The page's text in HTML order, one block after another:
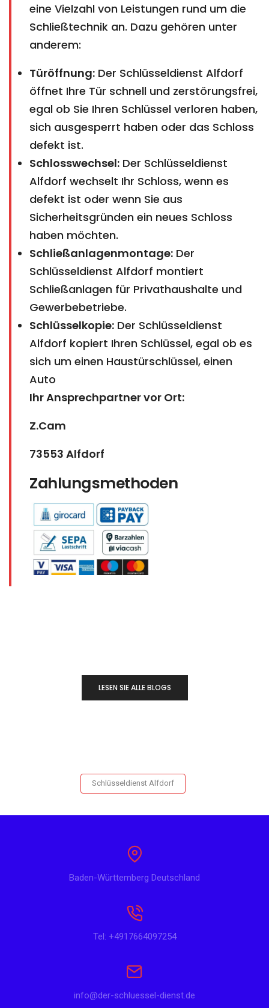
eine Vielzahl von Leistungen rund um die
Schließtechnik an. Dazu gehören unter
anderem:
Türöffnung: Der Schlüsseldienst Alfdorf
öffnet Ihre Tür schnell und zerstörungsfrei,
egal ob Sie Ihren Schlüssel verloren haben,
sich ausgesperrt haben oder das Schloss
defekt ist.
Schlosswechsel: Der Schlüsseldienst
Alfdorf wechselt Ihr Schloss, wenn es
defekt ist oder wenn Sie aus
Sicherheitsgründen ein neues Schloss
haben möchten.
Schließanlagenmontage: Der
Schlüsseldienst Alfdorf montiert
Schließanlagen für Privathaushalte und
Gewerbebetriebe.
Schlüsselkopie: Der Schlüsseldienst
Alfdorf kopiert Ihren Schlüssel, egal ob es
sich um einen Haustürschlüssel, einen
Auto
Ihr Ansprechpartner vor Ort:
Z.Cam
73553 Alfdorf
Zahlungsmethoden
LESEN SIE ALLE BLOGS
Schlüsseldienst Alfdorf
Baden-Württemberg Deutschland
Tel: +4917664097254
info@der-schluessel-dienst.de